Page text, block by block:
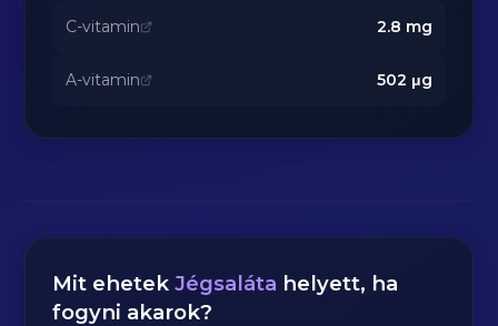
C-vitamin 2.8 mg
A-vitamin 502 μg
Mit ehetekJégsaláta helyett, ha
fogyni akarok?